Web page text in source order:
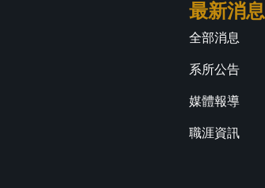
最新消息
全部消息
系所公告
媒體報導
職涯資訊